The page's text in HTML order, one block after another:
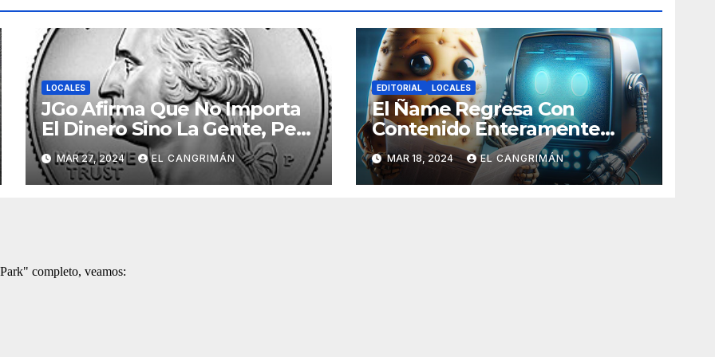
LOCALES
JGo Afirma Que No Importa
El Dinero Sino La Gente, Pero
Pregunta: «¿De Verdad No
Tendrán Una Pejetita?»
MAR 27, 2024 EL CANGRIMÁN
EDITORIAL LOCALES
El Ñame Regresa Con
Contenido Enteramente
Generado Por Inteligencia
Artificial
MAR 18, 2024 EL CANGRIMÁN